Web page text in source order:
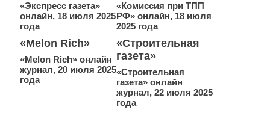
«Экспресс газета»
онлайн, 18 июля 2025
года
«Комиссия при ТПП
РФ» онлайн, 18 июля
2025 года
«Melon Rich»
«Melon Rich» онлайн
журнал, 20 июля 2025
года
«Строительная
газета»
«Строительная
газета» онлайн
журнал, 22 июля 2025
года